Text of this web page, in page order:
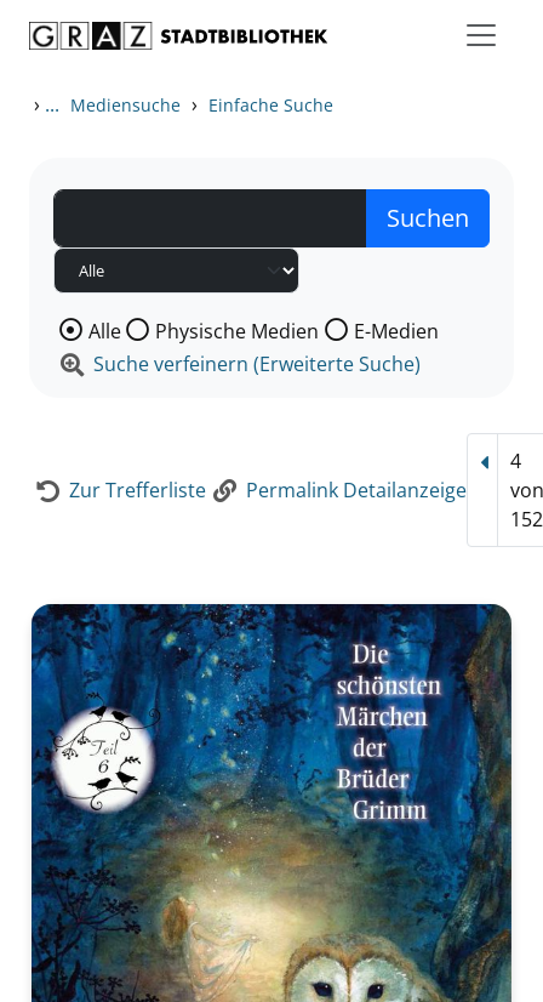
› ... Mediensuche › Einfache Suche
Wählen Sie die Medienart nach der Sie suchen wollen.
Alle Physische Medien
E-Medien
Suche verfeinern (Erweiterte Suche)
Zur Trefferliste Permalink Detailanzeige
4
von
152